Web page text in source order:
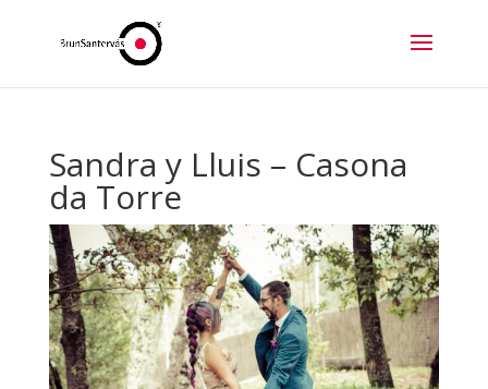
Sandra y Lluis – Casona
da Torre